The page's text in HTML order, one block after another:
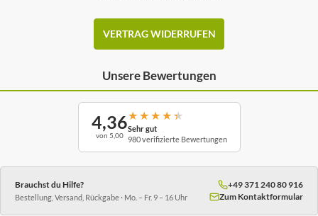
VERTRAG WIDERRUFEN
Unsere Bewertungen
4,36
von 5,00
★ ★ ★ ★ ★
Sehr gut
980 verifizierte Bewertungen
Brauchst du Hilfe?
Bestellung, Versand, Rückgabe · Mo. – Fr. 9 – 16 Uhr
+49 371 240 80 916
Zum Kontaktformular